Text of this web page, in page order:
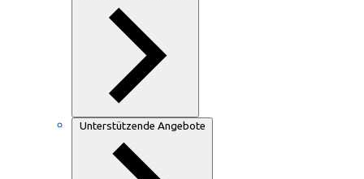
Unterstützende Angebote